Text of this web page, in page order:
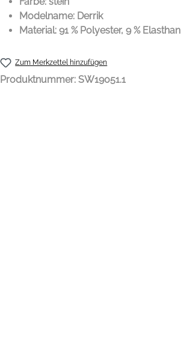
Modelname: Derrik
Material: 91 % Polyester, 9 % Elasthan
Zum Merkzettel hinzufügen
Produktnummer: SW19051.1